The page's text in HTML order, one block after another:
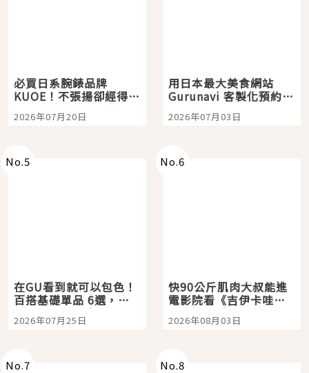
必買日系腕錶品牌
KUOE！不張揚卻經得起
時間洗鍊的經典之作五
選
2026年07月20日
用日本最大美食網站
Gurunavi 客製化預約九
大都市餐廳，打造專屬
美食體驗！
2026年07月03日
No.5
在GU看到就可以包色！
百搭基礎單品 6選，閉
眼全收也不心疼
2026年07月25日
No.6
快90公斤肌肉大叔能進
電影院看《吉伊卡哇》
嗎？日本重金屬樂團
「打首」會長與nagano
2026年08月03日
No.7 No.8